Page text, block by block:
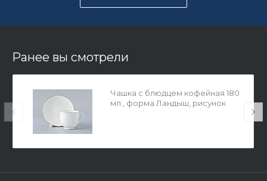
Ранее вы смотрели
Чашка с блюдцем кофейная 180
мл., форма Ландыш, рисунок
Золотой кантик арт. 81.14287.00.1